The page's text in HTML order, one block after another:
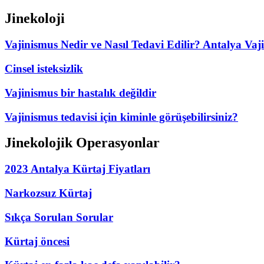
Jinekoloji
Vajinismus Nedir ve Nasıl Tedavi Edilir? Antalya
Cinsel isteksizlik
Vajinismus bir hastalık değildir
Vajinismus tedavisi için kiminle görüşebilirsiniz?
Jinekolojik Operasyonlar
2023 Antalya Kürtaj Fiyatları
Narkozsuz Kürtaj
Sıkça Sorulan Sorular
Kürtaj öncesi